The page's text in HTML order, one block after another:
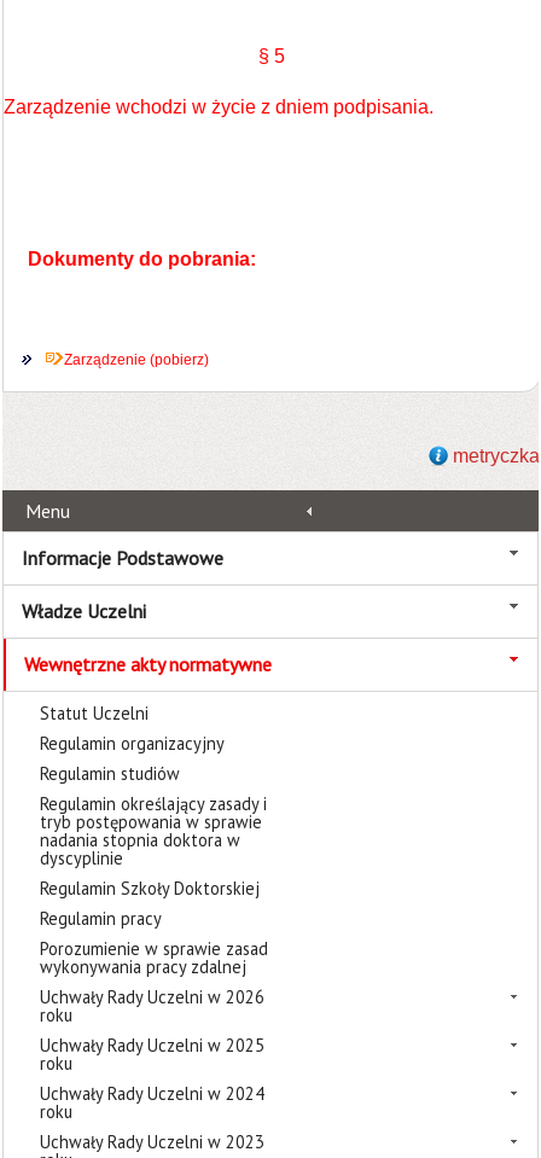
§ 5
Zarządzenie wchodzi w życie z dniem podpisania.
Dokumenty do pobrania:
Zarządzenie (pobierz)
metryczka
Menu
Informacje Podstawowe
Władze Uczelni
Wewnętrzne akty normatywne
Statut Uczelni
Regulamin organizacyjny
Regulamin studiów
Regulamin określający zasady i
tryb postępowania w sprawie
nadania stopnia doktora w
dyscyplinie
Regulamin Szkoły Doktorskiej
Regulamin pracy
Porozumienie w sprawie zasad
wykonywania pracy zdalnej
Uchwały Rady Uczelni w 2026
roku
Uchwały Rady Uczelni w 2025
roku
Uchwały Rady Uczelni w 2024
roku
Uchwały Rady Uczelni w 2023